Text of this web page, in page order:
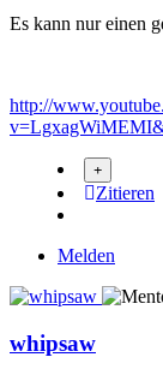
Es kann nur einen
http://
Zitieren
Melden
whipsaw